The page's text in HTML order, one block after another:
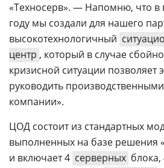
«Техносерв». — Напомню, что
году мы создали для нашего
высокотехнологичный
центр , который в случае
кризисной ситуации позволяет
руководить
компании».
ЦОД состоит из стандартных
выполненных на базе решения
и включает 4 серверных блока,